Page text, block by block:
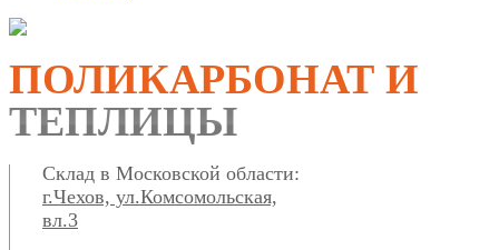
ПОЛИКАРБОНАТ И
ТЕПЛИЦЫ
Склад в Московской области:
г.Чехов, ул.Комсомольская,
вл.3